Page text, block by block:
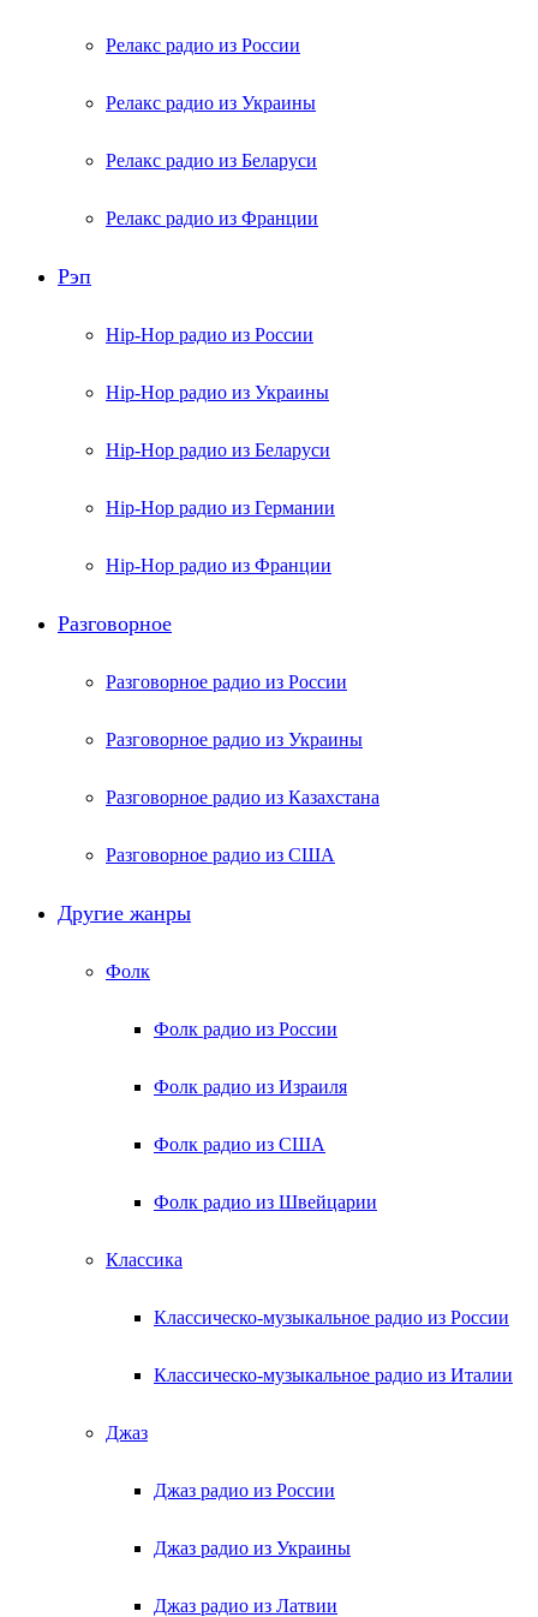
Релакс радио из России
Релакс радио из Украины
Релакс радио из Беларуси
Релакс радио из Франции
Рэп
Hip-Hop радио из России
Hip-Hop радио из Украины
Hip-Hop радио из Беларуси
Hip-Hop радио из Германии
Hip-Hop радио из Франции
Разговорное
Разговорное радио из России
Разговорное радио из Украины
Разговорное радио из Казахстана
Разговорное радио из США
Другие жанры
Фолк
Фолк радио из России
Фолк радио из Израиля
Фолк радио из США
Фолк радио из Швейцарии
Классика
Классическо-музыкальное радио из России
Классическо-музыкальное радио из Италии
Джаз
Джаз радио из России
Джаз радио из Украины
Джаз радио из Латвии